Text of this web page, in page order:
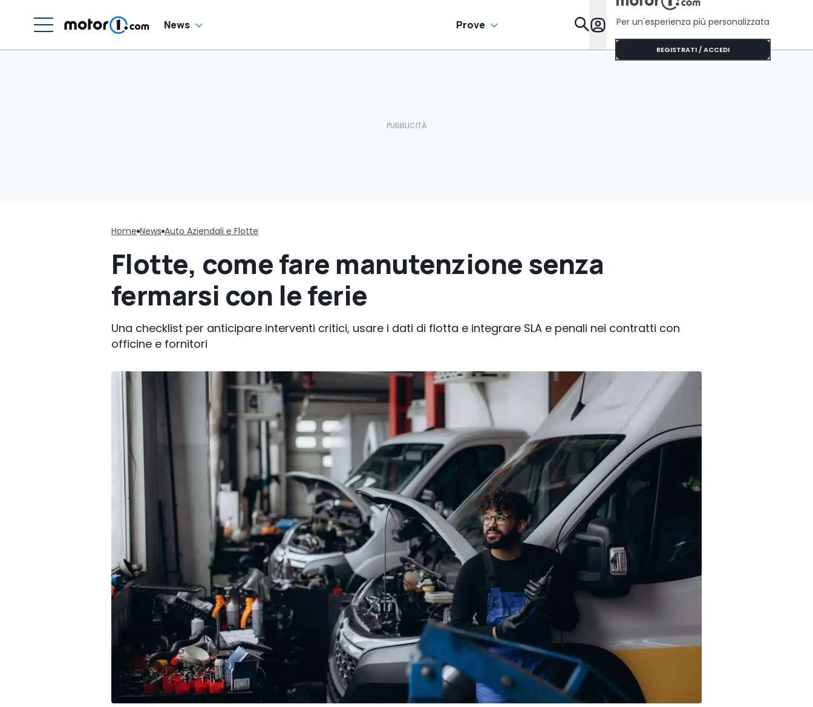
News Prove Da Sapere
Per un'esperienza più personalizzata
REGISTRATI / ACCEDI
Home News Auto Aziendali e Flotte
Flotte, come fare manutenzione senza
fermarsi con le ferie
Una checklist per anticipare interventi critici, usare i dati di flotta e integrare SLA e penali nei contratti con
officine e fornitori